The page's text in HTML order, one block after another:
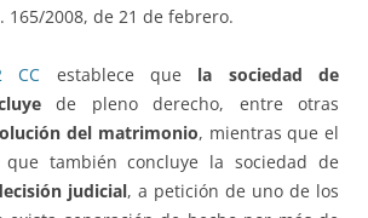
165/2008, de 21 de febrero.
CC establece que la sociedad de
de pleno derecho, entre otras
del matrimonio, mientras que el
que también concluye la sociedad de
judicial, a petición de uno de los